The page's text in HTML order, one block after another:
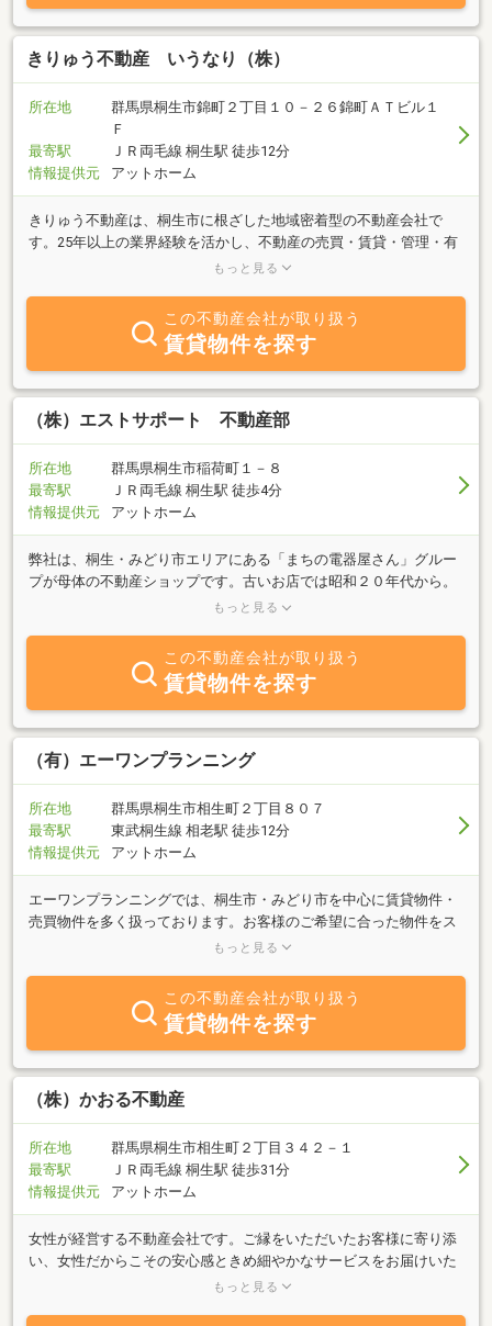
様のご来店をスタッフ一同心よりお待ちしております。
きりゅう不動産 いうなり（株）
所在地
群馬県桐生市錦町２丁目１０－２６錦町ＡＴビル１
Ｆ
最寄駅
ＪＲ両毛線 桐生駅 徒歩12分
情報提供元
アットホーム
きりゅう不動産は、桐生市に根ざした地域密着型の不動産会社で
す。25年以上の業界経験を活かし、不動産の売買・賃貸・管理・有
効活用など、幅広いご相談に対応しております。「言ったことが成
つながるご提案をしたいという願いが込められています。不動産は
単なるモノではなく、人や街、そして暮らしをつなぐ大切な資産。
お客様一人ひとりの想いを大切にし、最適なご提案を通じて、桐生
の未来をより豊かにしていきたいと考えています。地域の特性や不
動産市場を熟知したスタッフが、丁寧かつ誠実に対応し、安心・納
得のお取引をサポートいたします。売却・購入・賃貸・活用など、
もっと見る
この不動産会社が取り扱う
賃貸物件を探す
（株）エストサポート 不動産部
所在地
群馬県桐生市稲荷町１－８
最寄駅
ＪＲ両毛線 桐生駅 徒歩4分
情報提供元
アットホーム
弊社は、桐生・みどり市エリアにある「まちの電器屋さん」グルー
プが母体の不動産ショップです。古いお店では昭和２０年代から。
地域密着一筋で営業を続けて参りましたので、地元ならではの情報
すが、リフォームや太陽光発電システム、水回りなどの設備工事も
得意分野。女性インテリアコーディネーターも常駐しておりますの
で、お住まいのご相談事に幅広く対応できます。
もっと見る
この不動産会社が取り扱う
賃貸物件を探す
（有）エーワンプランニング
所在地
群馬県桐生市相生町２丁目８０７
最寄駅
東武桐生線 相老駅 徒歩12分
情報提供元
アットホーム
エーワンプランニングでは、桐生市・みどり市を中心に賃貸物件・
売買物件を多く扱っております。お客様のご希望に合った物件をス
ピーディな対応でお探しいたします。また、不動産に関するお悩み
がお待ちしておりますので、お気軽にご来店下さい。☆国道１２２
号沿い。マーケットシティヤオコー様近く（大間々方向へ約500m行
って右手）☆セブンイレブン桐生相生店様の隣です。
もっと見る
この不動産会社が取り扱う
賃貸物件を探す
（株）かおる不動産
所在地
群馬県桐生市相生町２丁目３４２－１
最寄駅
ＪＲ両毛線 桐生駅 徒歩31分
情報提供元
アットホーム
女性が経営する不動産会社です。ご縁をいただいたお客様に寄り添
い、女性だからこその安心感ときめ細やかなサービスをお届けいた
します。お仕事、家事、育児からホッと一息ついて物件を探してい
もっと見る